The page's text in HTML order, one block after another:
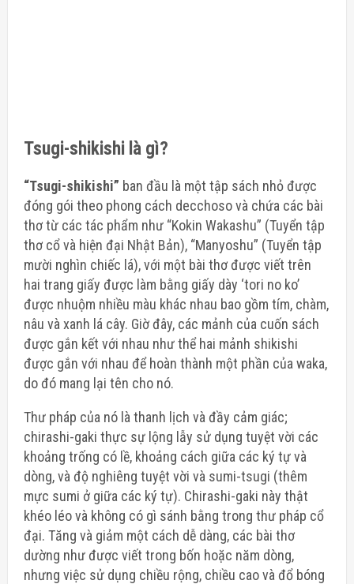
Tsugi-shikishi là gì?
“Tsugi-shikishi” ban đầu là một tập sách nhỏ được
đóng gói theo phong cách decchoso và chứa các bài
thơ từ các tác phẩm như “Kokin Wakashu” (Tuyển tập
thơ cổ và hiện đại Nhật Bản), “Manyoshu” (Tuyển tập
mười nghìn chiếc lá), với một bài thơ được viết trên
hai trang giấy được làm bằng giấy dày ‘tori no ko’
được nhuộm nhiều màu khác nhau bao gồm tím, chàm,
nâu và xanh lá cây. Giờ đây, các mảnh của cuốn sách
được gắn kết với nhau như thể hai mảnh shikishi
được gắn với nhau để hoàn thành một phần của waka,
do đó mang lại tên cho nó.
Thư pháp của nó là thanh lịch và đầy cảm giác;
chirashi-gaki thực sự lộng lẫy sử dụng tuyệt vời các
khoảng trống có lề, khoảng cách giữa các ký tự và
dòng, và độ nghiêng tuyệt vời và sumi-tsugi (thêm
mực sumi ở giữa các ký tự). Chirashi-gaki này thật
khéo léo và không có gì sánh bằng trong thư pháp cổ
đại. Tăng và giảm một cách dễ dàng, các bài thơ
dường như được viết trong bốn hoặc năm dòng,
nhưng việc sử dụng chiều rộng, chiều cao và đổ bóng